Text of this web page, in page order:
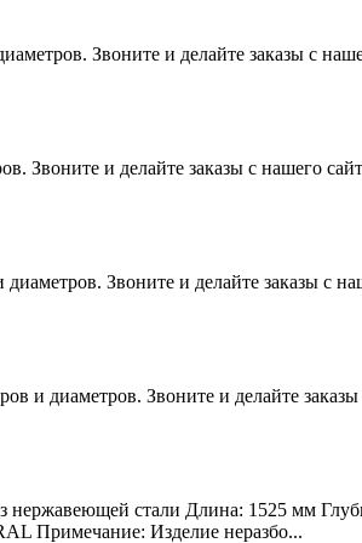
Звоните и делайте заказы с
Звоните и делайте заказы с нашего
Звоните и делайте заказы с
и диаметров. Звоните и делайте
стали Длина: 1525 мм
Примечание: Изделие неразбо...